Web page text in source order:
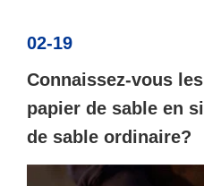
02-19
Connaissez-vous
papier de sable en
de sable ordinaire?